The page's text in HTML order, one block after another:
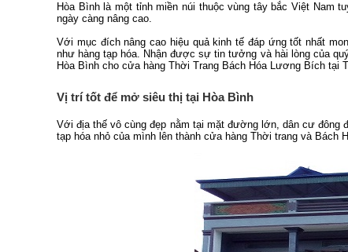
Hòa Bình là một tỉnh miền núi thuộc vùng tây bắc Việt Nam
ngày càng nâng cao.
Với mục đích nâng cao hiệu quả kinh tế đáp ứng tốt nhất
như hàng tạp hóa. Nhận được sự tin tưởng và hài lòng của
Hòa Bình cho cửa hàng Thời Trang Bách Hóa Lương Bích tại
Vị trí tốt để mở siêu thị tại Hòa Bình
Với địa thế vô cùng đẹp nằm tại mặt đường lớn, dân cư đông
tạp hóa nhỏ của mình lên thành cửa hàng Thời trang và Bách